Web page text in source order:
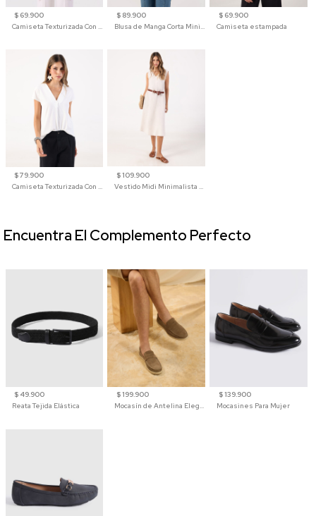
$ 69.900
Camiseta Texturizada Con Hombro Caído Para Mujer
$ 89.900
Blusa de Manga Corta Minimalista para Mujer
$ 69.900
Camiseta estampada
$ 79.900
Camiseta Texturizada Con Cuello En V Para Mujer
$ 109.900
Vestido Midi Minimalista De Silueta Amplia
$ 49.900
Reata Tejida Elástica
$ 199.900
Mocasín de Antelina Elegante con Suela de Contraste Para Hombre
$ 139.900
Mocasines Para Mujer
Encuentra El Complemento Perfecto